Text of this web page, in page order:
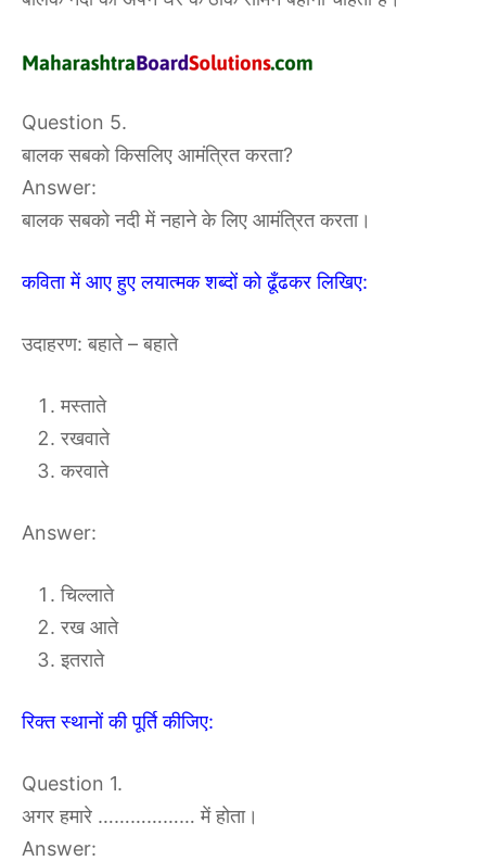
Question 5.
बालक सबको किसलिए आमंत्रित करता?
Answer:
बालक सबको नदी में नहाने के लिए आमंत्रित करता।
कविता में आए हुए लयात्मक शब्दों को ढूँढकर लिखिए:
उदाहरण: बहाते – बहाते
मस्ताते
रखवाते
करवाते
Answer:
चिल्लाते
रख आते
इतराते
रिक्त स्थानों की पूर्ति कीजिए:
Question 1.
अगर हमारे ……………… में होता।
Answer: